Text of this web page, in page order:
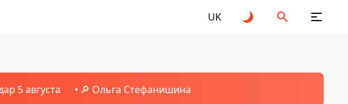
UK
5 августа 🔎 Ольга Стефанишина